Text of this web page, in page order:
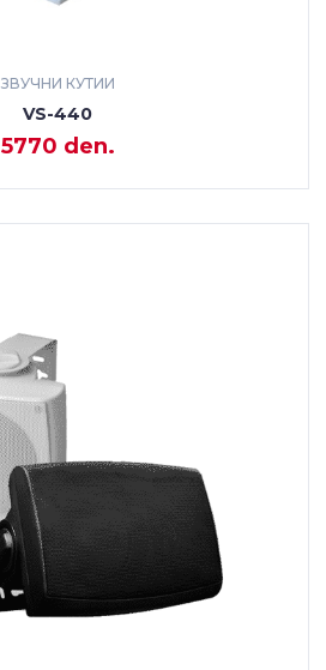
ЗВУЧНИ КУТИИ
VS-440
5770 den.